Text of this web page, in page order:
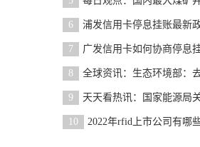
6 浦发信用卡停息挂账最新政策是
7 广发信用卡如何协商停息挂账？
8 全球资讯：生态环境部：去年10
9 天天看热讯：国家能源局关于内
10 2022年rfid上市公司有哪些？